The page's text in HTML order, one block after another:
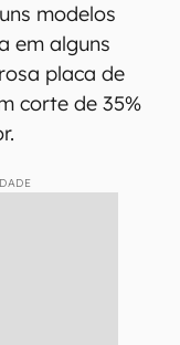
modelos
em alguns
placa de
corte de 35%